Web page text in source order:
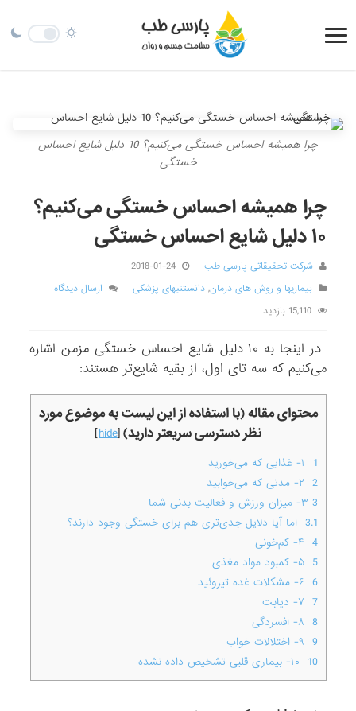
چرا همیشه احساس خستگی می‌کنیم؟ 10 دلیل شایع احساس
خستگی
چرا همیشه احساس خستگی می‌کنیم؟
۱۰ دلیل شایع احساس خستگی
شرکت تحقیقاتی پارسی طب
2018-01-24
بیماریها و روش های درمان,دانستنیهای پزشکی
ارسال دیدگاه
15,110 بازدید
در اینجا به ۱۰ دلیل شایع احساس خستگی مزمن اشاره
می‌کنیم که سه تای اول، از بقیه شایع‌تر هستند:
محتوای مقاله (با استفاده از این لیست به موضوع مورد
نظر دسترسی سریعتر دارید)[
hide
]
1
2
3
3.1 اما آیا دلایل جدی‌تری هم برای خستگی وجود دارند؟
4
5 ۵- کمبود مواد مغذی
6
7
8
9
10